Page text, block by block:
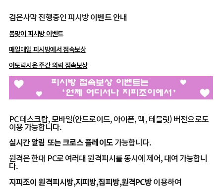
검은사막 진행중인 피시방 이벤트 안내
봄맞이 피시방 이벤트
매일매일 피시방에서 접속보상
아토락시온 주간 의뢰 접속보상
PC 데스크탑, 모바일(안드로이드, 아이폰, 맥, 테블릿) 버전으로도
이용 가능합니다.
실시간 알림 또는크로스 플레이도가능합니다.
원격은 한대 PC로 여러대 원격피시를 동시에 제어, 대여 가능합니
다.
지피조이 원격피시방,지피방,집피방,원격PC방이용하여